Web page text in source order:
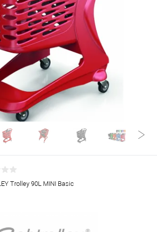
Trolley 90L MINI Basic